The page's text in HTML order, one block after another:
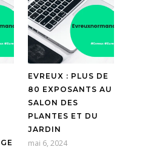
EVREUX : PLUS DE
80 EXPOSANTS AU
SALON DES
PLANTES ET DU
JARDIN
mai 6, 2024